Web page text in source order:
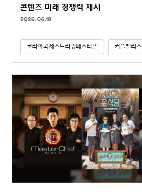
콘텐츠 미래 경쟁력 제시
2026.06.18
코리아국제스트리밍페스티벌 커플팰리스